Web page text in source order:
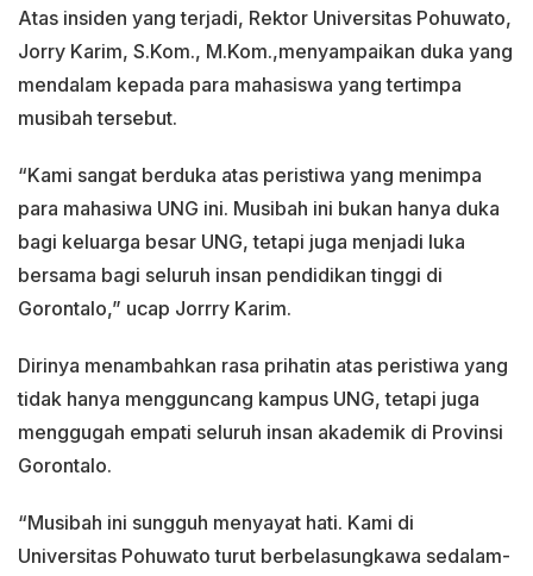
Atas insiden yang terjadi, Rektor Universitas Pohuwato,
Jorry Karim, S.Kom., M.Kom.,menyampaikan duka yang
mendalam kepada para mahasiswa yang tertimpa
musibah tersebut.
“Kami sangat berduka atas peristiwa yang menimpa
para mahasiwa UNG ini. Musibah ini bukan hanya duka
bagi keluarga besar UNG, tetapi juga menjadi luka
bersama bagi seluruh insan pendidikan tinggi di
Gorontalo,” ucap Jorrry Karim.
Dirinya menambahkan rasa prihatin atas peristiwa yang
tidak hanya mengguncang kampus UNG, tetapi juga
menggugah empati seluruh insan akademik di Provinsi
Gorontalo.
“Musibah ini sungguh menyayat hati. Kami di
Universitas Pohuwato turut berbelasungkawa sedalam-